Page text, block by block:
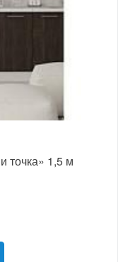
точка» 1,5 м